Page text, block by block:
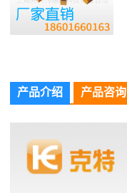
产品介绍 产品咨询